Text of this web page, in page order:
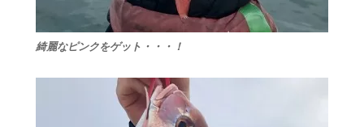
綺麗なピンクをゲット・・・！